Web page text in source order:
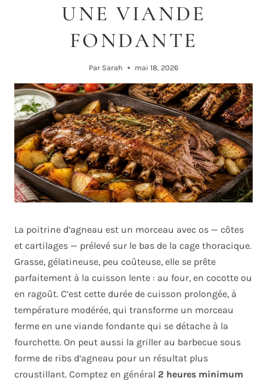
UNE VIANDE
FONDANTE
Par Sarah mai 18, 2026
La poitrine d’agneau est un morceau avec os — côtes
et cartilages — prélevé sur le bas de la cage thoracique.
Grasse, gélatineuse, peu coûteuse, elle se prête
parfaitement à la cuisson lente : au four, en cocotte ou
en ragoût. C’est cette durée de cuisson prolongée, à
température modérée, qui transforme un morceau
ferme en une viande fondante qui se détache à la
fourchette. On peut aussi la griller au barbecue sous
forme de ribs d’agneau pour un résultat plus
croustillant. Comptez en général 2 heures minimum